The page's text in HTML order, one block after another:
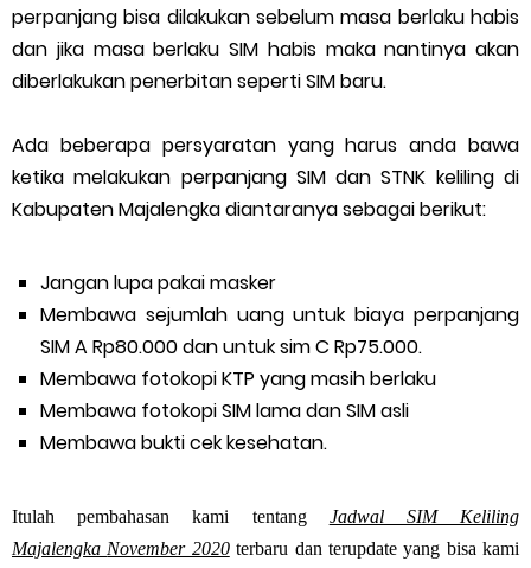
perpanjang bisa dilakukan sebelum masa berlaku habis
dan jika masa berlaku SIM habis maka nantinya akan
diberlakukan penerbitan seperti SIM baru.
Ada beberapa persyaratan yang harus anda bawa
ketika melakukan perpanjang SIM dan STNK keliling di
Kabupaten Majalengka diantaranya sebagai berikut:
Jangan lupa pakai masker
Membawa sejumlah uang untuk biaya perpanjang
SIM A Rp80.000 dan untuk sim C Rp75.000.
Membawa fotokopi KTP yang masih berlaku
Membawa fotokopi SIM lama dan SIM asli
Membawa bukti cek kesehatan.
Itulah pembahasan kami tentang Jadwal SIM Keliling
Majalengka November 2020terbaru dan terupdate yang bisa kami